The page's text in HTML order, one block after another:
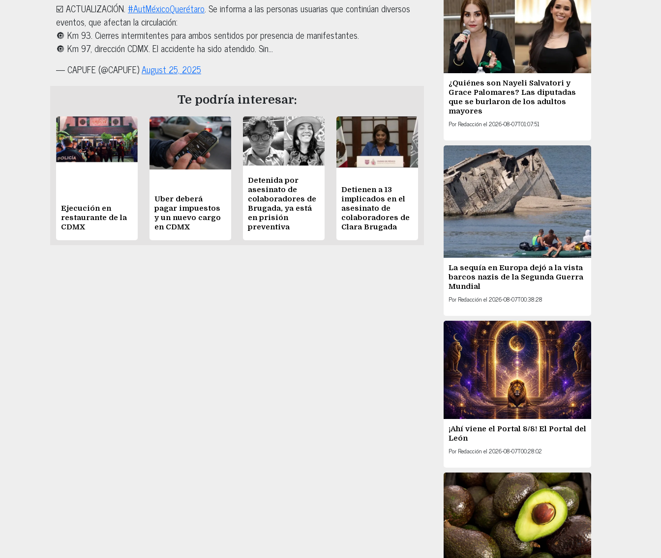
☑️ ACTUALIZACIÓN. #AutMéxicoQuerétaro. Se informa a las personas usuarias que continúan diversos
eventos, que afectan la circulación:
🔘 Km 93. Cierres intermitentes para ambos sentidos por presencia de manifestantes.
🔘 Km 97, dirección CDMX. El accidente ha sido atendido. Sin…
— CAPUFE (@CAPUFE)August 25, 2025
Te podría interesar:
Ejecución en
restaurante de la
CDMX
Uber deberá
pagar impuestos
y un nuevo cargo
en CDMX
Detenida por
asesinato de
colaboradores de
Brugada, ya está
en prisión
preventiva
Detienen a 13
implicados en el
asesinato de
colaboradores de
Clara Brugada
¿Quiénes son Nayeli Salvatori y
Grace Palomares? Las diputadas
que se burlaron de los adultos
mayores
Por Redacción el 2026-08-07T01:07:51
La sequía en Europa dejó a la vista
barcos nazis de la Segunda Guerra
Mundial
Por Redacción el 2026-08-07T00:38:28
¡Ahí viene el Portal 8/8! El Portal del
León
Por Redacción el 2026-08-07T00:28:02